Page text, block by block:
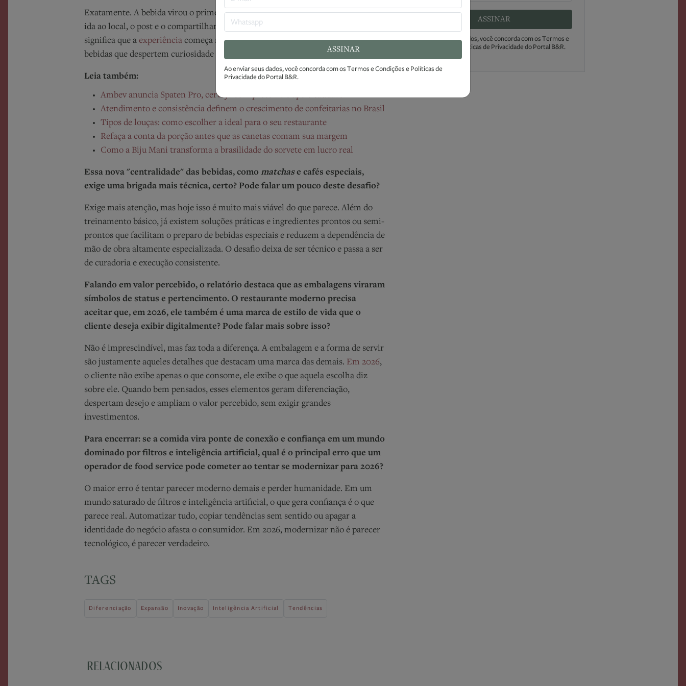
Exatamente. A bebida virou o primeiro convite. Muitas vezes é ela que justifica a
ida ao local, o post e o compartilhamento. Para o bar e o restaurante, isso
significa que a experiência começa no copo. Vender a visita passa muito por ter
bebidas que despertem curiosidade e desejo antes mesmo do prato chegar.
Leia também:
Ambev anuncia Spaten Pro, cerveja com proteína e apelo saudável
Atendimento e consistência definem o crescimento de confeitarias no Brasil
Tipos de louças: como escolher a ideal para o seu restaurante
Refaça a conta da porção antes que as canetas comam sua margem
Como a Biju Mani transforma a brasilidade do sorvete em lucro real
Essa nova "centralidade" das bebidas, como matchase cafés especiais,
exige uma brigada mais técnica, certo? Pode falar um pouco deste desafio?
Exige mais atenção, mas hoje isso é muito mais viável do que parece. Além do
treinamento básico, já existem soluções práticas e ingredientes prontos ou semi-
prontos que facilitam o preparo de bebidas especiais e reduzem a dependência de
mão de obra altamente especializada. O desafio deixa de ser técnico e passa a ser
de curadoria e execução consistente.
Falando em valor percebido, o relatório destaca que as embalagens viraram
símbolos de status e pertencimento. O restaurante moderno precisa
aceitar que, em 2026, ele também é uma marca de estilo de vida que o
cliente deseja exibir digitalmente? Pode falar mais sobre isso?
Não é imprescindível, mas faz toda a diferença. A embalagem e a forma de servir
são justamente aqueles detalhes que destacam uma marca das demais. Em 2026,
o cliente não exibe apenas o que consome, ele exibe o que aquela escolha diz
sobre ele. Quando bem pensados, esses elementos geram diferenciação,
despertam desejo e ampliam o valor percebido, sem exigir grandes
investimentos.
Para encerrar: se a comida vira ponte de conexão e confiança em um mundo
dominado por filtros e inteligência artificial, qual é o principal erro que um
operador de food service pode cometer ao tentar se modernizar para 2026?
O maior erro é tentar parecer moderno demais e perder humanidade. Em um
mundo saturado de filtros e inteligência artificial, o que gera confiança é o que
parece real. Automatizar tudo, copiar tendências sem sentido ou apagar a
identidade do negócio afasta o consumidor. Em 2026, modernizar não é parecer
tecnológico, é parecer verdadeiro.
TAGS
Diferenciação Expansão Inovação Inteligência Artificial Tendências
ASSINAR
Ao enviar seus dados, você concorda com os Termos e
Condições e Políticas de Privacidade do Portal B&R.
RELACIONADOS
ASSINAR
Ao enviar seus dados, você concorda com osTermos e CondiçõesePolíticas de
Privacidadedo Portal B&R.